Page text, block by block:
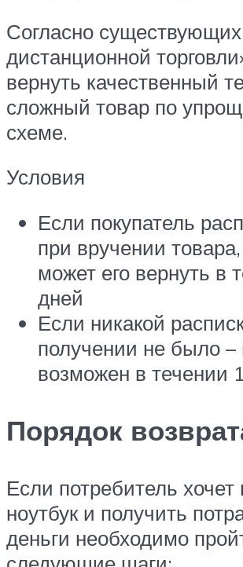
Согласно
дистанционной
вернуть качественный
сложный товар по
схеме.
Условия
Если покупатель
при вручении
может его вернуть в
дней
Если никакой
получении не было –
возможен в течении
Порядок
Если потребитель хочет
ноутбук и получить
деньги необходимо